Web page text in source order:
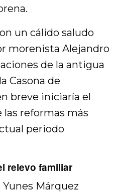
un cálido saludo
morenista Alejandro
de la antigua
Casona de
breve iniciaría el
reformas más
periodo
relevo familiar
Yunes Márquez